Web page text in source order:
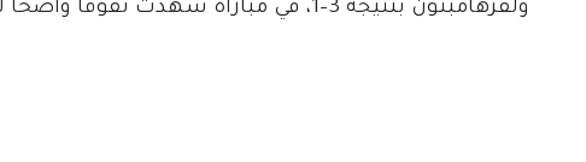
ولفرهامبتون بنتيجة 3–1، في مباراة شهدت تفوقاً واضحاً للفريق في الشوط الثاني.